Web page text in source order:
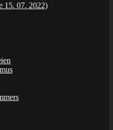
15. 07. 2022)